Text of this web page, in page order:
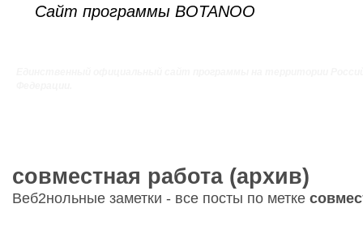
Сайт программы BOTANOO
совместная работа (архив)
Веб2нольные заметки - все посты по метке